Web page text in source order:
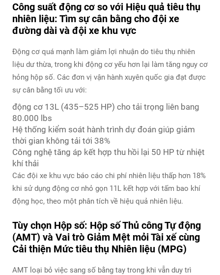
Công suất động cơ so với Hiệu quả tiêu thụ
nhiên liệu: Tìm sự cân bằng cho đội xe
đường dài và đội xe khu vực
Động cơ quá mạnh làm giảm lợi nhuận do tiêu thụ nhiên
liệu dư thừa, trong khi động cơ yếu hơn lại làm tăng nguy cơ
hỏng hộp số. Các đơn vị vận hành xuyên quốc gia đạt được
sự cân bằng tối ưu với:
động cơ 13L (435–525 HP) cho tải trọng liên bang
80.000 lbs
Hệ thống kiểm soát hành trình dự đoán giúp giảm
thời gian không tải tới 38%
Công nghệ tăng áp kết hợp thu hồi lại 50 HP từ nhiệt
khí thải
Các đội xe khu vực báo cáo chi phí nhiên liệu thấp hơn 18%
khi sử dụng động cơ nhỏ gọn 11L kết hợp với tấm bao khí
động học, theo một phân tích về hiệu quả nhiên liệu.
Tùy chọn Hộp số: Hộp số Thủ công Tự động
(AMT) và Vai trò Giảm Mệt mỏi Tài xế cùng
Cải thiện Mức tiêu thụ Nhiên liệu (MPG)
AMT loại bỏ việc sang số bằng tay trong khi vẫn duy trì